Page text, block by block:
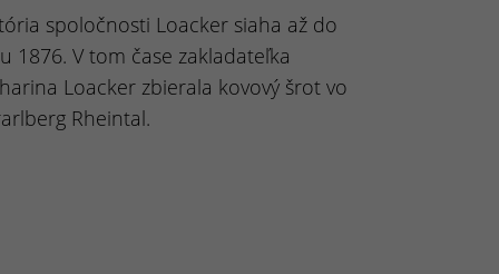
spoločnosti Loacker siaha až do
1876. V tom čase zakladateľka
Loacker zbierala kovový šrot vo
Rheintal.